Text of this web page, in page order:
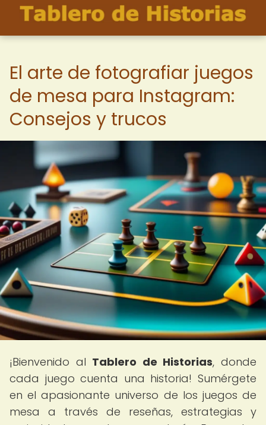
El arte de fotografiar juegos
de mesa para Instagram:
Consejos y trucos
¡Bienvenido al Tablero de Historias, donde
cada juego cuenta una historia! Sumérgete
en el apasionante universo de los juegos de
mesa a través de reseñas, estrategias y